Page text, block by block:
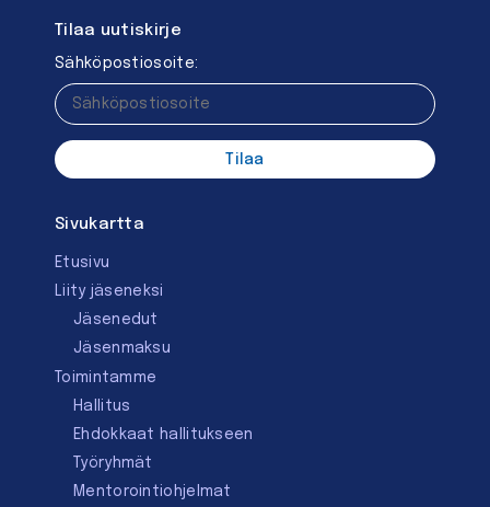
Tilaa uutiskirje
Sähköpostiosoite:
Sivukartta
Etusivu
Liity jäseneksi
Jäsenedut
Jäsenmaksu
Toimintamme
Hallitus
Ehdokkaat hallitukseen
Työryhmät
Mentorointi­ohjelmat